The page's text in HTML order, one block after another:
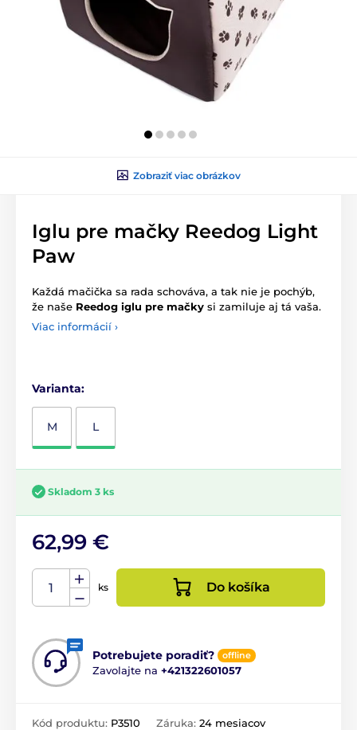
Zobraziť viac obrázkov
Iglu pre mačky Reedog Light
Paw
Každá mačička sa rada schováva, a tak nie je pochýb,
že naše Reedog iglu pre mačky si zamiluje aj tá vaša.
Viac informácií ›
Varianta:
M L
Skladom 3 ks
62,99 €
ks Do košíka
Potrebujete poradiť? offline
Zavolajte na +421322601057
Kód produktu: P3510 Záruka: 24 mesiacov